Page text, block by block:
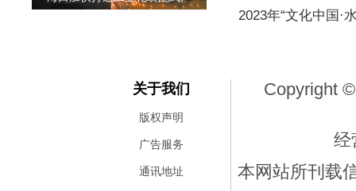
2023年“文化中国·
关于我们
版权声明
广告服务
通讯地址
Copyright
经
本网站所刊载